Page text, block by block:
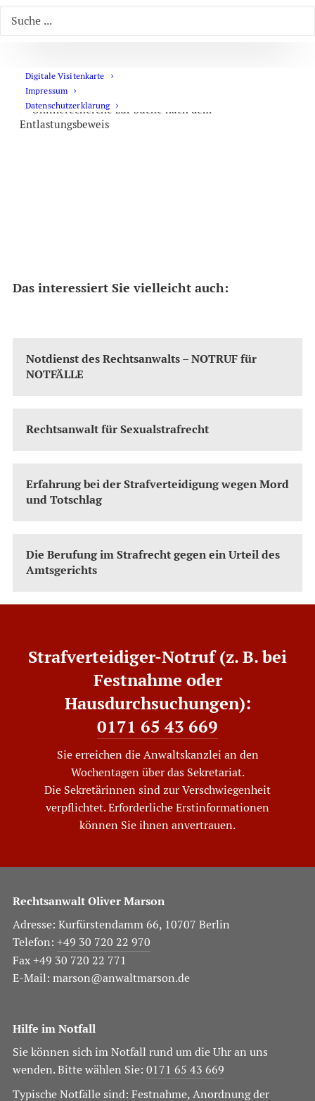
Digitale Visitenkarte
Impressum
Datenschutzerklärung
Computergestützte Massendatenverarbeitung in
Großverfahren
Onlinerecherche zur Suche nach dem
Entlastungsbeweis
Das interessiert Sie vielleicht auch:
Notdienst des Rechtsanwalts – NOTRUF für
NOTFÄLLE
Rechtsanwalt für Sexualstrafrecht
Erfahrung bei der Strafverteidigung wegen Mord
und Totschlag
Die Berufung im Strafrecht gegen ein Urteil des
Amtsgerichts
Strafverteidiger-Notruf (z. B. bei
Festnahme oder
Hausdurchsuchungen):
0171 65 43 669
Sie erreichen die Anwaltskanzlei an den
Wochentagen über das Sekretariat.
Die Sekretärinnen sind zur Verschwiegenheit
verpflichtet. Erforderliche Erstinformationen
können Sie ihnen anvertrauen.
Rechtsanwalt Oliver Marson
Adresse: Kurfürstendamm 66, 10707 Berlin
Telefon: +49 30 720 22 970
Fax +49 30 720 22 771
E-Mail: marson@anwaltmarson.de
Hilfe im Notfall
Sie können sich im Notfall rund um die Uhr an uns
wenden. Bitte wählen Sie: 0171 65 43 669
Typische Notfälle sind: Festnahme, Anordnung der